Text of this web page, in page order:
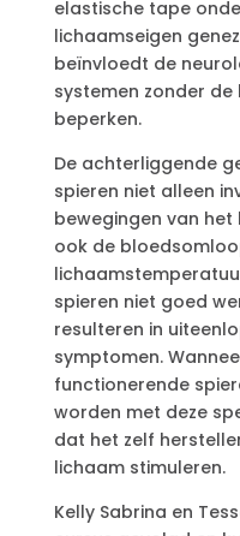
elastische tape
lichaamseigen
beïnvloedt de
systemen zonder
beperken.
De achterliggende
spieren niet alleen
bewegingen van
ook de
spieren niet goed
resulteren in
symptomen.
functionerende
worden met deze
dat het zelf
lichaam stimuleren.
Kelly Sabrina en